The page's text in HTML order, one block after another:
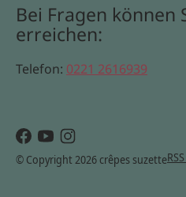
Bei Fragen können
erreichen:
Telefon: 0221 2616939
© Copyright 2026 crêpes suzette